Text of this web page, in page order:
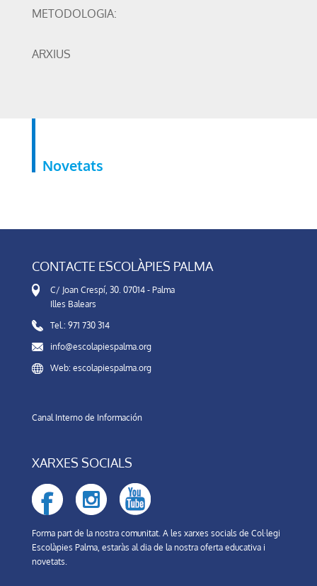
METODOLOGIA:
ARXIUS
Novetats
CONTACTE ESCOLÀPIES PALMA
C/ Joan Crespí, 30. 07014 - Palma
Illes Balears
Tel.: 971 730 314
info@escolapiespalma.org
Web: escolapiespalma.org
Canal Interno de Información
XARXES SOCIALS
Forma part de la nostra comunitat. A les xarxes socials de Col·legi
Escolàpies Palma, estaràs al dia de la nostra oferta educativa i
novetats.